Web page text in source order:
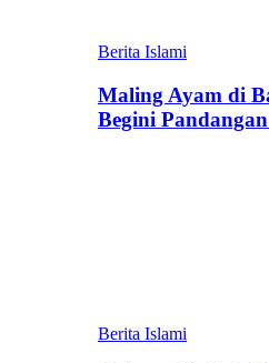
Berita Islami
Maling Ayam di
Begini
Berita Islami